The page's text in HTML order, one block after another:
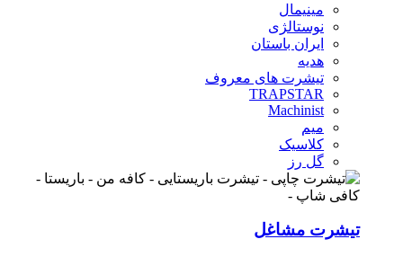
مینیمال
نوستالژی
ایران باستان
هدیه
تیشرت های معروف
TRAPSTAR
Machinist
میم
کلاسیک
گل رز
تیشرت مشاغل